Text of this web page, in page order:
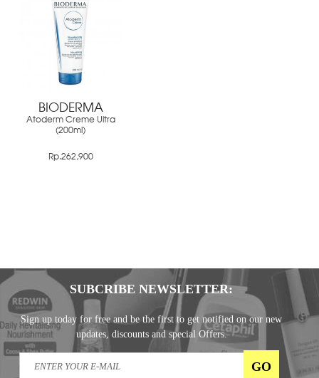
BIODERMA
Atoderm Creme Ultra
(200ml)
Rp.262,900
SUBCRIBE NEWSLETTER:
Sign up today for free and be the first to get notified on our new
updates, discounts and special Offers.